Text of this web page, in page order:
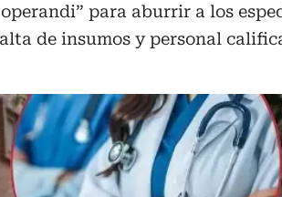
para aburrir a los
de insumos y personal